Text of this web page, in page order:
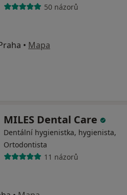
50 názorů
• Mapa
MILES Dental Care
Dentální hygienistka, hygienista,
Ortodontista
11 názorů